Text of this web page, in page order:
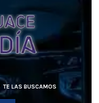
TE LAS BUSCAMOS